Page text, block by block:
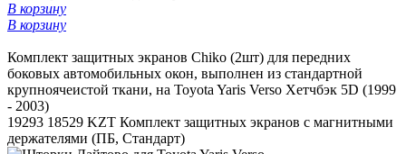
В корзину
В корзину
Комплект защитных экранов Chiko (2шт) для передних
боковых автомобильных окон, выполнен из стандартной
крупноячеистой ткани, на Toyota Yaris Verso Хетчбэк 5D (1999
- 2003)
19293 18529 KZT Комплект защитных экранов с магнитными
держателями (ПБ, Стандарт)